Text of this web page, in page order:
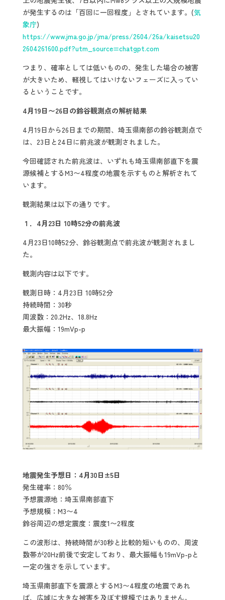
が発生するのは「百回に一回程度」とされています。(気
象庁)
https://www.jma.go.jp/jma/press/2604/26a/kaisetsu20
2604261600.pdf?utm_source=chatgpt.com
つまり、確率としては低いものの、発生した場合の被害
が大きいため、軽視してはいけないフェーズに入ってい
るということです。
4月19日〜26日の鈴谷観測点の解析結果
4月19日から26日までの期間、埼玉県南部の鈴谷観測点で
は、23日と24日に前兆波が観測されました。
今回確認された前兆波は、いずれも埼玉県南部直下を震
源候補とするM3〜4程度の地震を示すものと解析されて
います。
観測結果は以下の通りです。
１．4月23日 10時52分の前兆波
4月23日10時52分、鈴谷観測点で前兆波が観測されまし
た。
観測内容は以下です。
観測日時：4月23日 10時52分
持続時間：30秒
周波数：20.2Hz、18.8Hz
最大振幅：19mVp-p
地震発生予想日：4月30日±5日
発生確率：80％
予想震源地：埼玉県南部直下
予想規模：M3〜4
鈴谷周辺の想定震度：震度1〜2程度
この波形は、持続時間が30秒と比較的短いものの、周波
数帯が20Hz前後で安定しており、最大振幅も19mVp-pと
一定の強さを示しています。
埼玉県南部直下を震源とするM3〜4程度の地震であれ
ば、広域に大きな被害を及ぼす規模ではありません。